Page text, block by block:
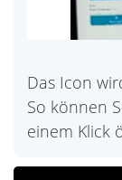
Das Icon
So können
einem Klick